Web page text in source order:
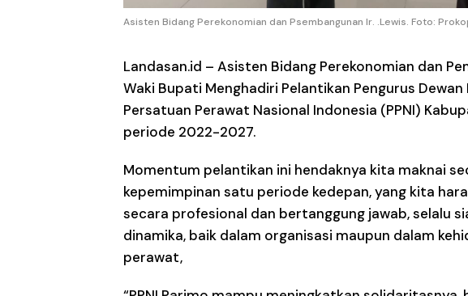
Asisten Bidang Perekonomian dan Psembangunan Ir. .Lewis. Foto:
Landasan.id – Asisten Bidang Perekonomian dan
Waki Bupati Menghadiri Pelantikan Pengurus
Persatuan Perawat Nasional Indonesia (PPNI)
periode 2022-2027.
Momentum pelantikan ini hendaknya kita maknai
kepemimpinan satu periode kedepan, yang kita
secara profesional dan bertanggung jawab, selalu
dinamika, baik dalam organisasi maupun dalam
perawat,